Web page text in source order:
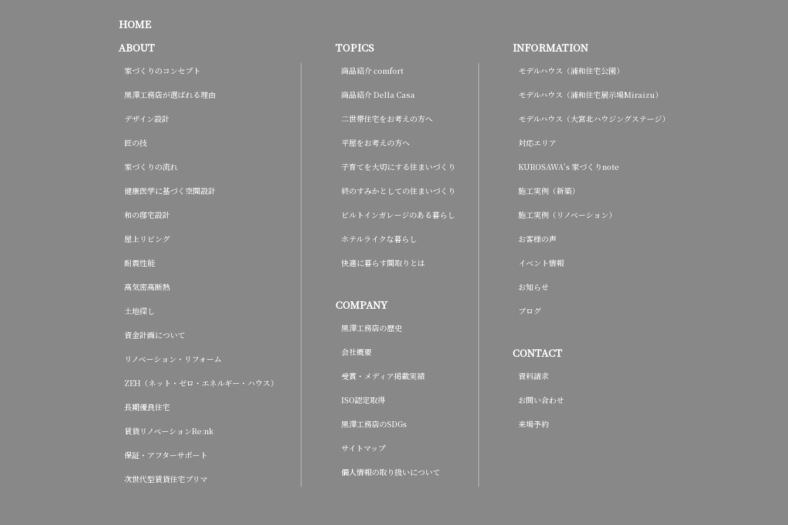
HOME
ABOUT
家づくりのコンセプト
黒澤工務店が選ばれる理由
デザイン設計
匠の技
家づくりの流れ
健康医学に基づく空間設計
和の邸宅設計
屋上リビング
耐震性能
高気密高断熱
土地探し
資金計画について
リノベーション・リフォーム
ZEH（ネット・ゼロ・エネルギー・ハウス）
長期優良住宅
賃貸リノベーションRe:nk
保証・アフターサポート
次世代型賃貸住宅プリマ
TOPICS
商品紹介 comfort
商品紹介 Della Casa
二世帯住宅をお考えの方へ
平屋をお考えの方へ
子育てを大切にする住まいづくり
終のすみかとしての住まいづくり
ビルトインガレージのある暮らし
ホテルライクな暮らし
快適に暮らす間取りとは
COMPANY
黒澤工務店の歴史
会社概要
受賞・メディア掲載実績
ISO認定取得
黒澤工務店のSDGs
サイトマップ
個人情報の取り扱いについて
INFORMATION
モデルハウス（浦和住宅公園）
モデルハウス（浦和住宅展示場Miraizu）
モデルハウス（大宮北ハウジングステージ）
対応エリア
KUROSAWA’s 家づくりnote
施工実例（新築）
施工実例（リノベーション）
お客様の声
イベント情報
お知らせ
ブログ
CONTACT
資料請求
お問い合わせ
来場予約